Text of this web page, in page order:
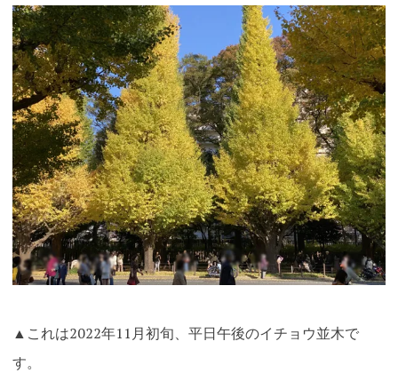
▲これは2022年11月初旬、平日午後のイチョウ並木で
す。